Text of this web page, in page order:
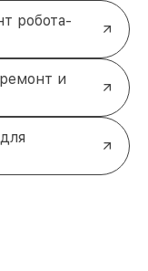
робота-
и